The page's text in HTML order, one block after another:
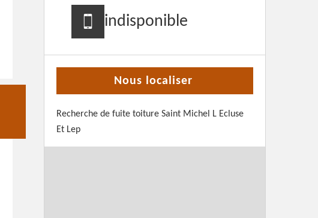
indisponible
Nous localiser
Recherche de fuite toiture Saint Michel L Ecluse
Et Lep